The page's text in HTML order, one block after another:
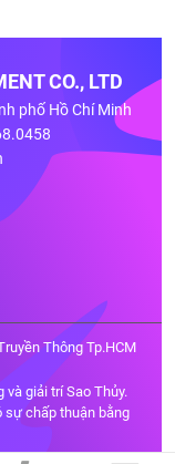
CO., LTD
phố Hồ Chí Minh
Thông Tp.HCM
và giải trí Sao Thủy.
sự chấp thuận bằng